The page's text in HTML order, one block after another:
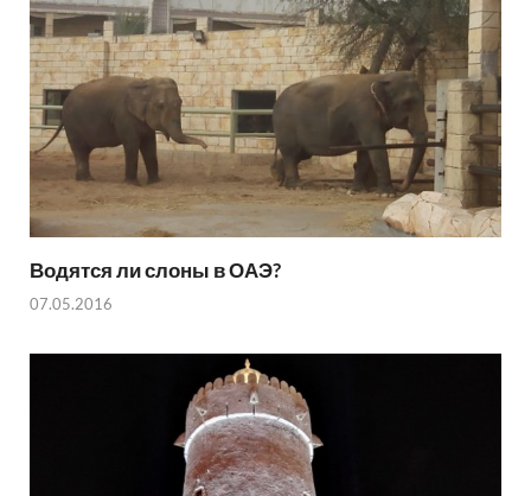
Водятся ли слоны в ОАЭ?
07.05.2016